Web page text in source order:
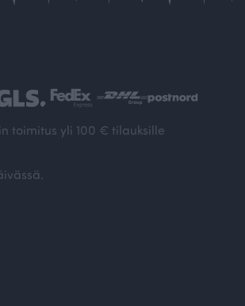
toimitus yli 100 € tilauksille